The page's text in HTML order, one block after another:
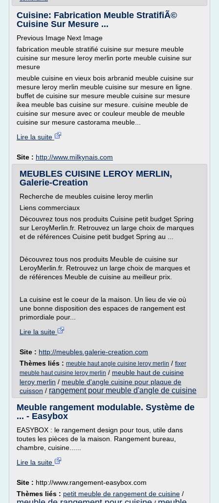
Cuisine: Fabrication Meuble StratifiÃ©
Cuisine Sur Mesure ...
Previous Image Next Image
fabrication meuble stratifié cuisine sur mesure meuble
cuisine sur mesure leroy merlin porte meuble cuisine sur
mesure
meuble cuisine en vieux bois arbranid meuble cuisine sur
mesure leroy merlin meuble cuisine sur mesure en ligne.
buffet de cuisine sur mesure meuble cuisine sur mesure
ikea meuble bas cuisine sur mesure. cuisine meuble de
cuisine sur mesure avec or couleur meuble de meuble
cuisine sur mesure castorama meuble...
Lire la suite
Site : http://www.milkynais.com
MEUBLES CUISINE LEROY MERLIN,
Galerie-Creation
Recherche de meubles cuisine leroy merlin
Liens commerciaux
Découvrez tous nos produits Cuisine petit budget Spring
sur LeroyMerlin.fr. Retrouvez un large choix de marques
et de références Cuisine petit budget Spring au ...
Découvrez tous nos produits Meuble de cuisine sur
LeroyMerlin.fr. Retrouvez un large choix de marques et
de références Meuble de cuisine au meilleur prix.
La cuisine est le coeur de la maison. Un lieu de vie où
une bonne disposition des espaces de rangement est
primordiale pour...
Lire la suite
Site : http://meubles.galerie-creation.com
Thèmes liés : meuble haut angle cuisine leroy merlin / fixer
meuble haut cuisine leroy merlin / meuble haut de cuisine
leroy merlin / meuble d'angle cuisine pour plaque de
cuisson / rangement pour meuble d'angle de cuisine
Meuble rangement modulable. Système de
... - Easybox
EASYBOX : le rangement design pour tous, utile dans
toutes les pièces de la maison. Rangement bureau,
chambre, cuisine......
Lire la suite
Site : http://www.rangement-easybox.com
Thèmes liés : petit meuble de rangement de cuisine /